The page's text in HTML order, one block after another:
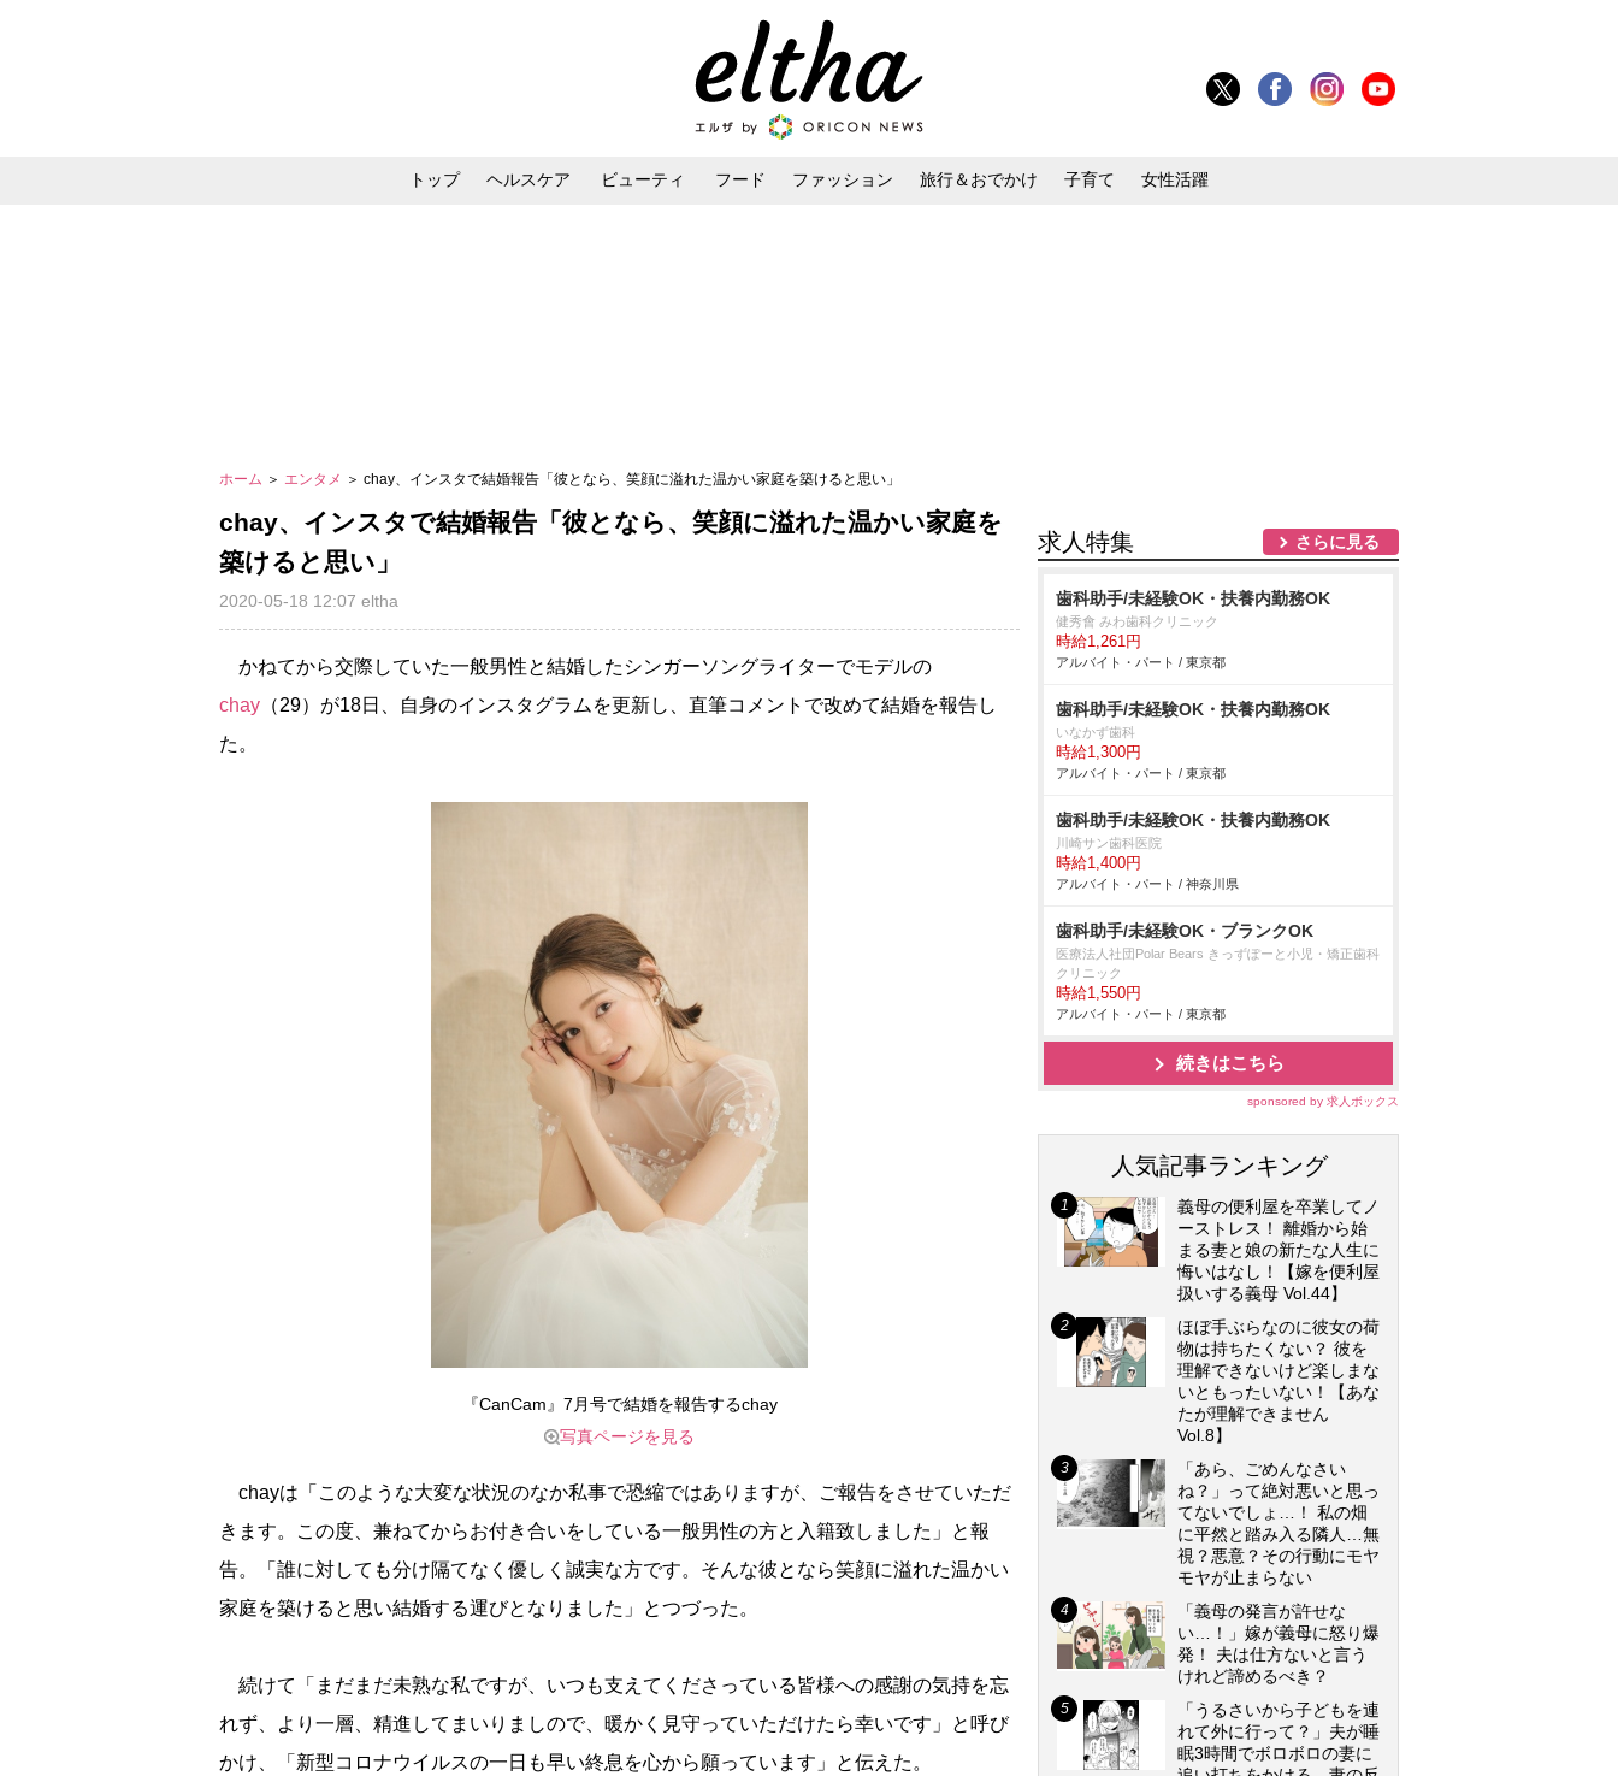
トップ ヘルスケア ビューティ フード ファッション 旅行＆おでかけ 子育て 女性活躍
ホーム ＞ エンタメ ＞ chay、インスタで結婚報告「彼となら、笑顔に溢れた温かい家庭を築けると思い」
chay、インスタで結婚報告「彼となら、笑顔に溢れた温かい家庭を
築けると思い」
2020-05-18 12:07 eltha
かねてから交際していた一般男性と結婚したシンガーソングライターでモデルの
chay （29）が18日、自身のインスタグラムを更新し、直筆コメントで改めて結婚を報告し
た。
『CanCam』7月号で結婚を報告するchay
写真ページを見る
chayは「このような大変な状況のなか私事で恐縮ではありますが、ご報告をさせていただ
きます。この度、兼ねてからお付き合いをしている一般男性の方と入籍致しました」と報
告。「誰に対しても分け隔てなく優しく誠実な方です。そんな彼となら笑顔に溢れた温かい
家庭を築けると思い結婚する運びとなりました」とつづった。
続けて「まだまだ未熟な私ですが、いつも支えてくださっている皆様への感謝の気持を忘
れず、より一層、精進してまいりましので、暖かく見守っていただけたら幸いです」と呼び
かけ、「新型コロナウイルスの一日も早い終息を心から願っています」と伝えた。
求人特集 さらに見る
歯科助手/未経験OK・扶養内勤務OK
健秀會 みわ歯科クリニック
時給1,261円
アルバイト・パート / 東京都
歯科助手/未経験OK・扶養内勤務OK
いなかず歯科
時給1,300円
アルバイト・パート / 東京都
歯科助手/未経験OK・扶養内勤務OK
川崎サン歯科医院
時給1,400円
アルバイト・パート / 神奈川県
歯科助手/未経験OK・ブランクOK
医療法人社団Polar Bears きっずぽーと小児・矯正歯科
クリニック
時給1,550円
アルバイト・パート / 東京都
続きはこちら
sponsored by 求人ボックス
人気記事ランキング
義母の便利屋を卒業してノ
ーストレス！ 離婚から始
まる妻と娘の新たな人生に
悔いはなし！【嫁を便利屋
扱いする義母 Vol.44】
ほぼ手ぶらなのに彼女の荷
物は持ちたくない？ 彼を
理解できないけど楽しまな
いともったいない！【あな
たが理解できません
Vol.8】
「あら、ごめんなさい
ね？」って絶対悪いと思っ
てないでしょ…！ 私の畑
に平然と踏み入る隣人…無
視？悪意？その行動にモヤ
モヤが止まらない
「義母の発言が許せな
い…！」嫁が義母に怒り爆
発！ 夫は仕方ないと言う
けれど諦めるべき？
「うるさいから子どもを連
れて外に行って？」夫が睡
眠3時間でボロボロの妻に